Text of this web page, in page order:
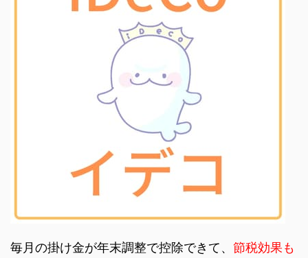
毎月の掛け金が年末調整で控除できて、 節税効果も